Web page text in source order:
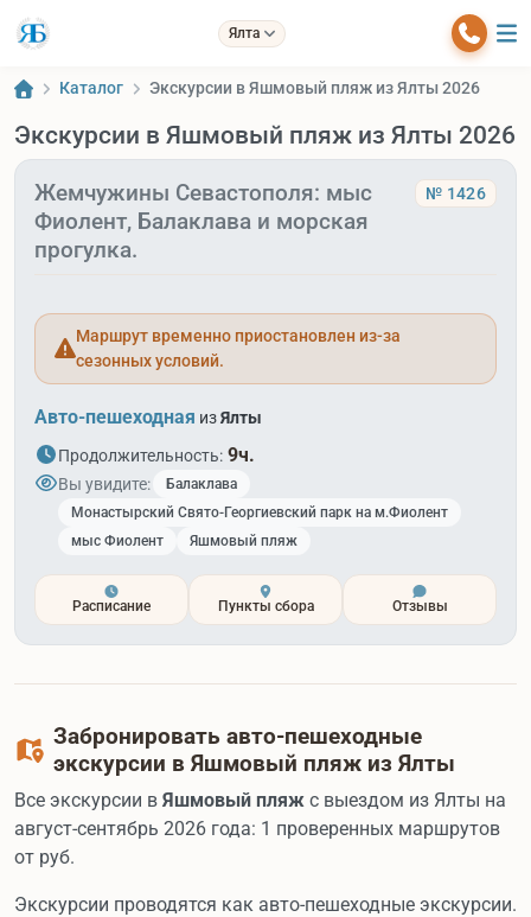
Ялта
Каталог Экскурсии в Яшмовый пляж из Ялты 2026
Экскурсии в Яшмовый пляж из Ялты 2026
Жемчужины Севастополя: мыс
Фиолент, Балаклава и морская
прогулка.
№ 1426
Маршрут временно приостановлен из-за
сезонных условий.
Авто-пешеходная изЯлты
Продолжительность: 9ч.
Вы увидите:
Балаклава
Монастырский Свято-Георгиевский парк на м.Фиолент
мыс Фиолент
Яшмовый пляж
Расписание Пункты сбора Отзывы
Забронировать авто-пешеходные
экскурсии в Яшмовый пляж из Ялты
Все экскурсии в Яшмовый пляж с выездом из Ялты на
август-сентябрь 2026 года: 1 проверенных маршрутов
от руб.
Экскурсии проводятся как авто-пешеходные экскурсии.